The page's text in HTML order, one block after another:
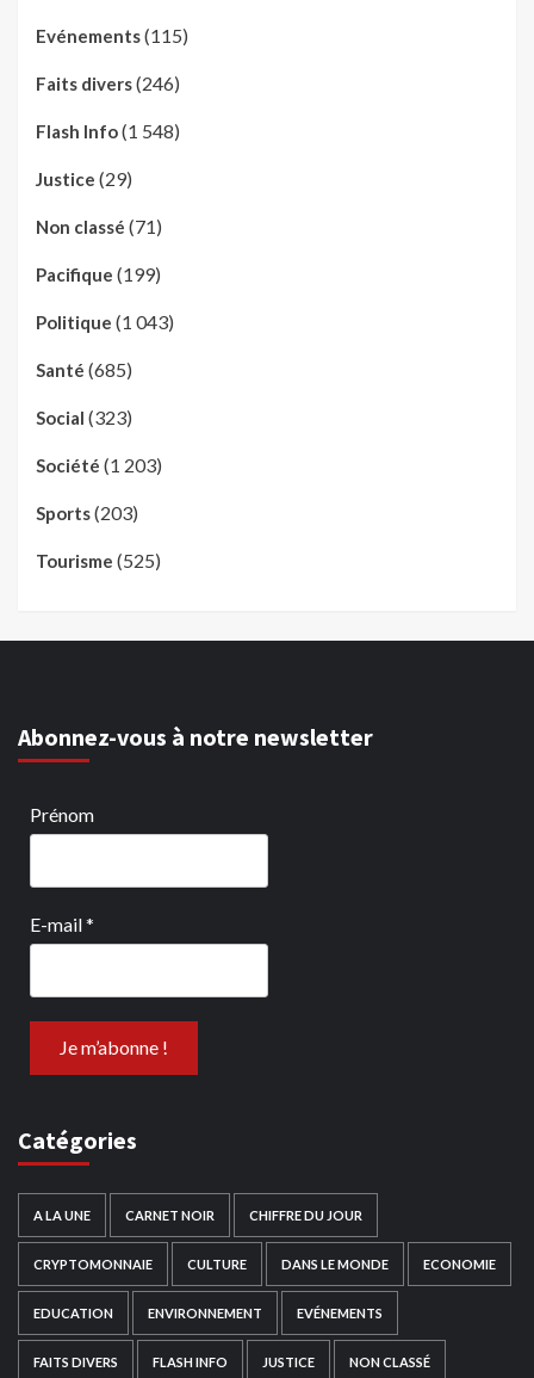
Evénements(115)
Faits divers(246)
Flash Info(1 548)
Justice (29)
Non classé (71)
Pacifique (199)
Politique (1 043)
Santé (685)
Social (323)
Société (1 203)
Sports(203)
Tourisme (525)
Abonnez-vous à notre newsletter
Prénom
E-mail*
Catégories
A LA UNE CARNET NOIR CHIFFRE DU JOUR
CRYPTOMONNAIE CULTURE DANS LE MONDE ECONOMIE
EDUCATION ENVIRONNEMENT EVÉNEMENTS
FAITS DIVERS FLASH INFO JUSTICE NON CLASSÉ